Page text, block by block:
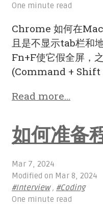
One minute read
Chrome 如何在
且是不显示tab栏和
Fn+F使它假全屏，
(Command + Shift
Read more…
如何准备
Mar 7, 2024
Modified on Mar 8, 2024
#Interview, #Coding
One minute read